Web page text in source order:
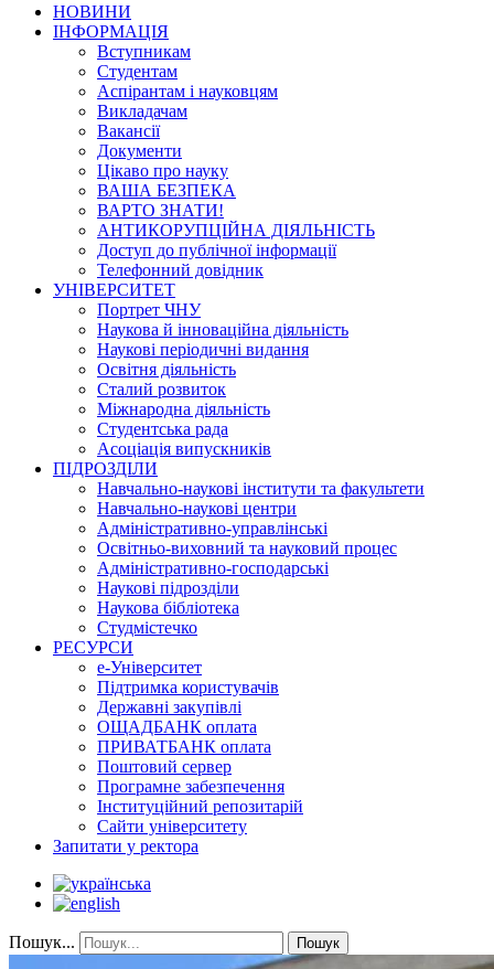
НОВИНИ
ІНФОРМАЦІЯ
Вступникам
Студентам
Аспірантам і науковцям
Викладачам
Вакансії
Документи
Цікаво про науку
ВАША БЕЗПЕКА
ВАРТО ЗНАТИ!
АНТИКОРУПЦІЙНА ДІЯЛЬНІСТЬ
Доступ до публічної інформації
Телефонний довідник
УНІВЕРСИТЕТ
Портрет ЧНУ
Наукова й інноваційна діяльність
Наукові періодичні видання
Освітня діяльність
Сталий розвиток
Міжнародна діяльність
Студентська рада
Асоціація випускників
ПІДРОЗДІЛИ
Навчально-наукові інститути та факультети
Навчально-наукові центри
Адміністративно-управлінські
Освітньо-виховний та науковий процес
Адміністративно-господарські
Наукові підрозділи
Наукова бібліотека
Студмістечко
РЕСУРСИ
е-Університет
Підтримка користувачів
Державні закупівлі
ОЩАДБАНК оплата
ПРИВАТБАНК оплата
Поштовий сервер
Програмне забезпечення
Інституційний репозитарій
Сайти університету
Запитати у ректора
Пошук... Пошук